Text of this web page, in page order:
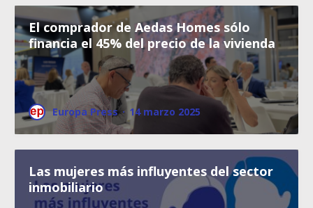
El comprador de Aedas Homes sólo
financia el 45% del precio de la vivienda
Europa Press · 14 marzo 2025
Las mujeres más influyentes del sector
inmobiliario